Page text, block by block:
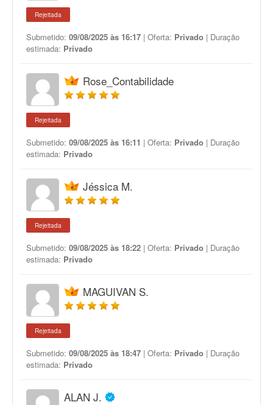
Rejeitada
Submetido: 09/08/2025 às 16:17 | Oferta: Privado | Duração
estimada: Privado
Rose_Contabilidade
Rejeitada
Submetido: 09/08/2025 às 16:11 | Oferta: Privado | Duração
estimada: Privado
Jéssica M.
Rejeitada
Submetido: 09/08/2025 às 18:22 | Oferta: Privado | Duração
estimada: Privado
MAGUIVAN S.
Rejeitada
Submetido: 09/08/2025 às 18:47 | Oferta: Privado | Duração
estimada: Privado
ALAN J.